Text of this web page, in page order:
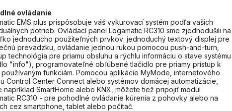
ovládanie
EMS plus prispôsobuje váš vykurovací systém podľa vašich
potrieb. Ovládací panel Logamatic RC310 sme zjednodušili na
jednoducho použiteľných prvkov: jednoduchý textový displej pre
prevádzku, ovládanie jednou rukou pomocou push-and-turn,
technológia pre priamu obsluhu a rýchlu informáciu o stave systému
"info"), programovateľné obľúbené tlačidlo pre priamy prístup k
funkciám. Pomocou aplikácie MyMode, internetového
Control Center Connect alebo systémov domácej automatizácie,
napríklad SmartHome alebo KNX, môžete tiež pripojiť modul
RC310 - pre pohodlné ovládanie kúrenia z pohovky alebo na
cez smartphone, tablet alebo počítač.